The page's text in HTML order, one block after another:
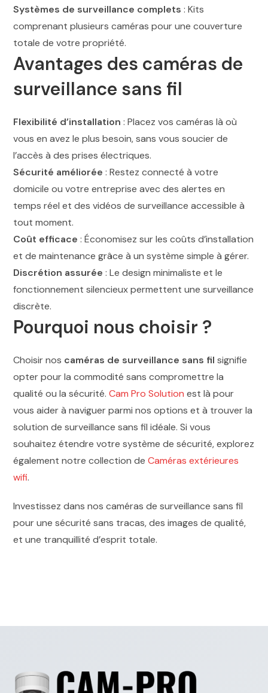
Systèmes de surveillance complets : Kits
comprenant plusieurs caméras pour une couverture
totale de votre propriété.
Avantages des caméras de
surveillance sans fil
Flexibilité d’installation : Placez vos caméras là où
vous en avez le plus besoin, sans vous soucier de
l’accès à des prises électriques.
Sécurité améliorée : Restez connecté à votre
domicile ou votre entreprise avec des alertes en
temps réel et des vidéos de surveillance accessible à
tout moment.
Coût efficace : Économisez sur les coûts d’installation
et de maintenance grâce à un système simple à gérer.
Discrétion assurée : Le design minimaliste et le
fonctionnement silencieux permettent une surveillance
discrète.
Pourquoi nous choisir ?
Choisir nos caméras de surveillance sans fil signifie
opter pour la commodité sans compromettre la
qualité ou la sécurité.Cam Pro Solution est là pour
vous aider à naviguer parmi nos options et à trouver la
solution de surveillance sans fil idéale. Si vous
souhaitez étendre votre système de sécurité, explorez
également notre collection deCaméras extérieures
wifi.
Investissez dans nos caméras de surveillance sans fil
pour une sécurité sans tracas, des images de qualité,
et une tranquillité d’esprit totale.